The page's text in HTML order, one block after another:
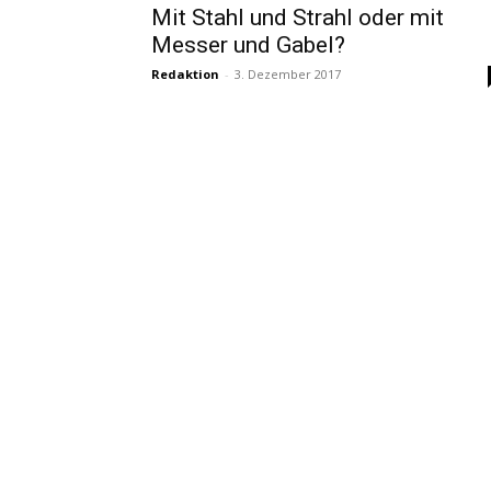
Mit Stahl und Strahl oder mit
Messer und Gabel?
Redaktion - 3. Dezember 2017